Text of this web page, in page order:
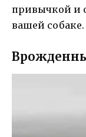
привычкой и
вашей собаке.